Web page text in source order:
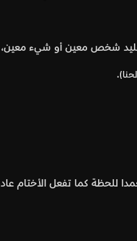
شخص معين أو شيء معين،
للحظة كما تفعل الأختام